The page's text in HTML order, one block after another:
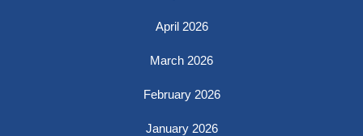
April 2026
March 2026
February 2026
January 2026